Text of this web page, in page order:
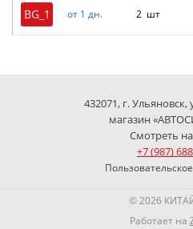
BG_1
от 1 дн. 2 шт
432071, г.
магазин
Смотреть на
+7 (987)
© 2026
Работает на